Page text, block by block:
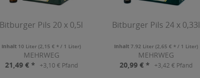
Bitburger Pils 20 x 0,5l
Inhalt 10 Liter(2,15 € * / 1 Liter)
MEHRWEG
21,49 € *
+3,10 € Pfand
Bitburger Pils 24 x 0,33l
Inhalt7.92 Liter(2,65 € * / 1 Liter)
MEHRWEG
20,99 € *
+3,42 € Pfand